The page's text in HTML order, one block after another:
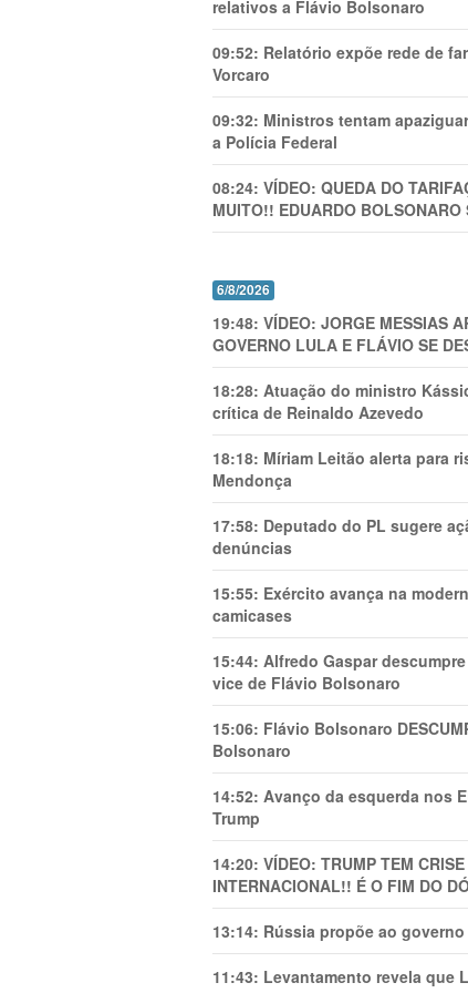
relativos a Flávio Bolsonaro
09:52: Relatório expõe rede de
Vorcaro
09:32: Ministros tentam
a Polícia Federal
08:24: VÍDEO: QUEDA DO
MUITO!! EDUARDO BOLSONARO
6/8/2026
19:48: VÍDEO: JORGE MESSIAS
GOVERNO LULA E FLÁVIO SE
18:28: Atuação do ministro
crítica de Reinaldo Azevedo
18:18: Míriam Leitão alerta para
Mendonça
17:58: Deputado do PL sugere
denúncias
15:55: Exército avança na
camicases
15:44: Alfredo Gaspar
vice de Flávio Bolsonaro
15:06: Flávio Bolsonaro
Bolsonaro
14:52: Avanço da esquerda nos
Trump
14:20: VÍDEO: TRUMP TEM
INTERNACIONAL!! É O FIM DO
13:14: Rússia propõe ao
11:43: Levantamento revela que